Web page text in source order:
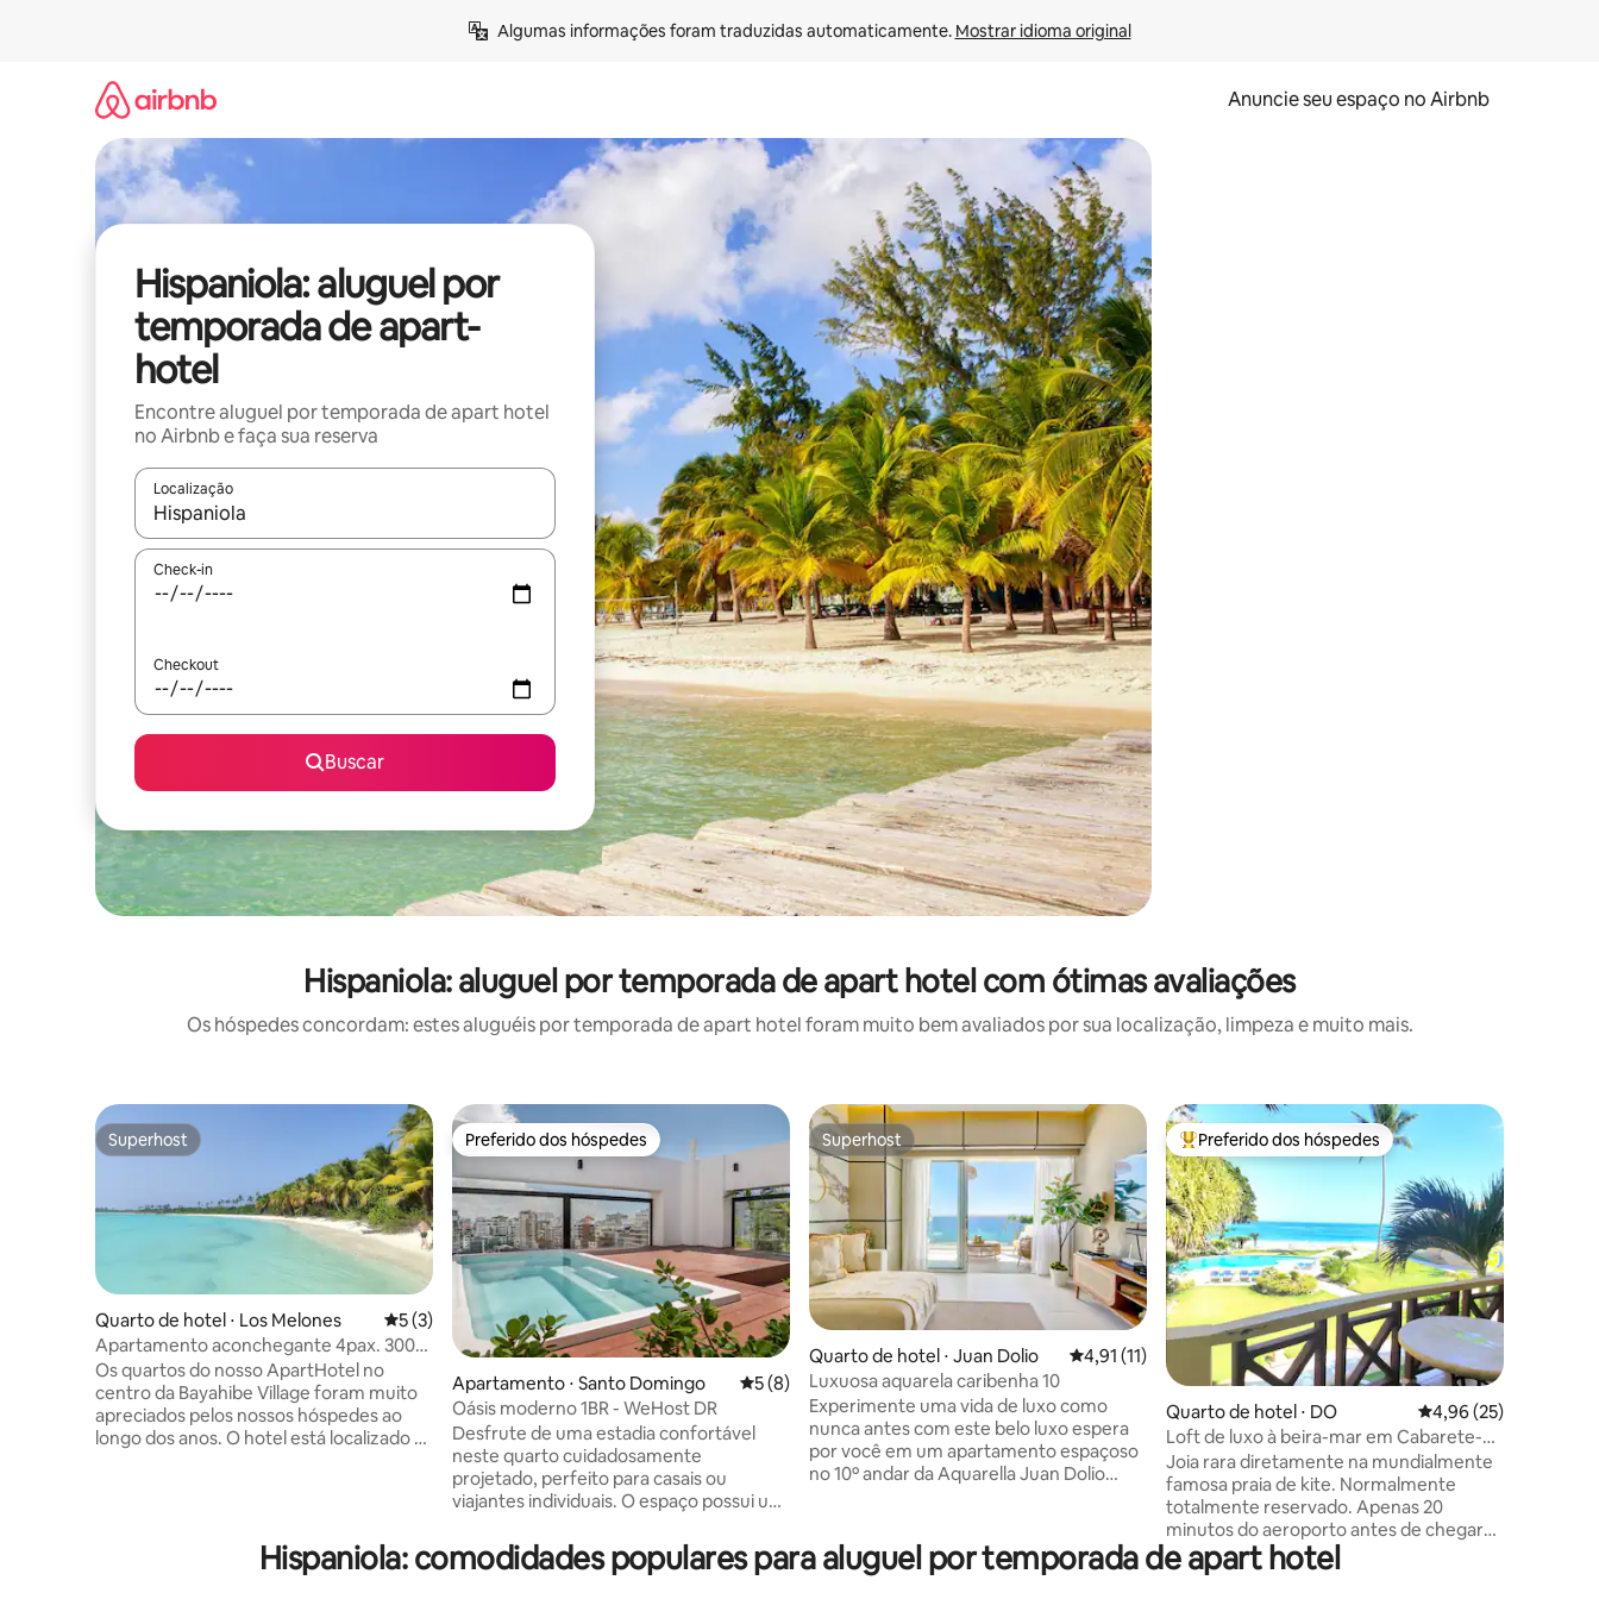
Algumas informações foram traduzidas automaticamente. Mostrar idioma original
Anuncie seu espaço no Airbnb
Hispaniola: aluguel por
temporada de apart-
hotel
Encontre aluguel por temporada de apart hotel
no Airbnb e faça sua reserva
Localização
Quando os resultados estiverem disponíveis, explore-os usando as seta para cima e para baixo do teclado ou tocando e deslizando o dedo na tela.
Check-in
Checkout
Buscar
Hispaniola: aluguel por temporada de apart hotel com ótimas avaliações
Os hóspedes concordam: estes aluguéis por temporada de apart hotel foram muito bem avaliados por sua localização, limpeza e muito mais.
Superhost
Superhost
Quarto de hotel ⋅ Los Melones 5 de uma avaliação média de 5, 3 avaliações
5 (3)
Apartamento aconchegante 4pax. 300m
-> praia, cozinha, Wi-Fi
Os quartos do nosso ApartHotel no
centro da Bayahibe Village foram muito
apreciados pelos nossos hóspedes ao
longo dos anos. O hotel está localizado a
paradisíaca e temos alojamento lá). Nas
proximidades também lojas (10m) e
Preferido dos hóspedes
Preferido dos hóspedes
Apartamento ⋅ Santo Domingo 5 de uma avaliação média de 5, 8 avaliações
5 (8)
Oásis moderno 1BR - WeHost DR
Desfrute de uma estadia confortável
neste quarto cuidadosamente
projetado, perfeito para casais ou
viajantes individuais. O espaço possui um
uma área de estar iluminada para relaxar
e uma cozinha equipada para refeições
Superhost
Superhost
Quarto de hotel ⋅ Juan Dolio 4,91 de uma avaliação média de 5, 11 avaliações
4,91 (11)
Luxuosa aquarela caribenha 10
Experimente uma vida de luxo como
nunca antes com este belo luxo espera
por você em um apartamento espaçoso
no 10º andar da Aquarella Juan Dolio
de Santo Domingo, fica a apenas 5
minutos da Praia Juan Dolio. Desfrute de
Entre os melhores preferidos dos hóspedes
Preferido dos hóspedes
Quarto de hotel ⋅ DO 4,96 de uma
4,96 (25)
Loft de luxo à beira-mar em Cabarete-
KiteBeach 27
Joia rara diretamente na mundialmente
famosa praia de kite. Normalmente
totalmente reservado. Apenas 20
minutos do aeroporto antes de chegar
ao paraíso! Varanda muito privativa com
vista espetacular para o mar para
Hispaniola: comodidades populares para aluguel por temporada de apart hotel